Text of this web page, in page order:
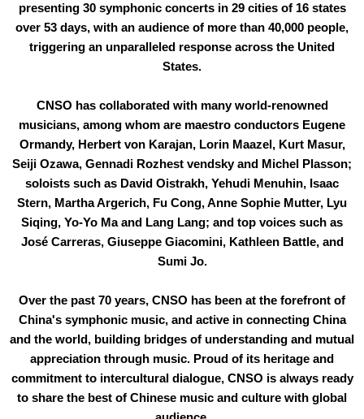
presenting 30 symphonic concerts in 29 cities of 16 states
over 53 days, with an audience of more than 40,000 people,
triggering an unparalleled response across the United
States.
CNSO has collaborated with many world-renowned
musicians, among whom are maestro conductors Eugene
Ormandy, Herbert von Karajan, Lorin Maazel, Kurt Masur,
Seiji Ozawa, Gennadi Rozhest vendsky and Michel Plasson;
soloists such as David Oistrakh, Yehudi Menuhin, Isaac
Stern, Martha Argerich, Fu Cong, Anne Sophie Mutter, Lyu
Siqing, Yo-Yo Ma and Lang Lang; and top voices such as
José Carreras, Giuseppe Giacomini, Kathleen Battle, and
Sumi Jo.
Over the past 70 years, CNSO has been at the forefront of
China's symphonic music, and active in connecting China
and the world, building bridges of understanding and mutual
appreciation through music. Proud of its heritage and
commitment to intercultural dialogue, CNSO is always ready
to share the best of Chinese music and culture with global